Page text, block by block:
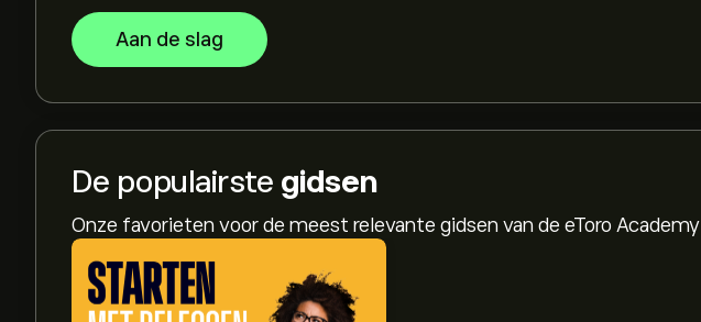
Aan de slag
De populairste gidsen
Onze favorieten voor de meest relevante gidsen van de eToro Academy